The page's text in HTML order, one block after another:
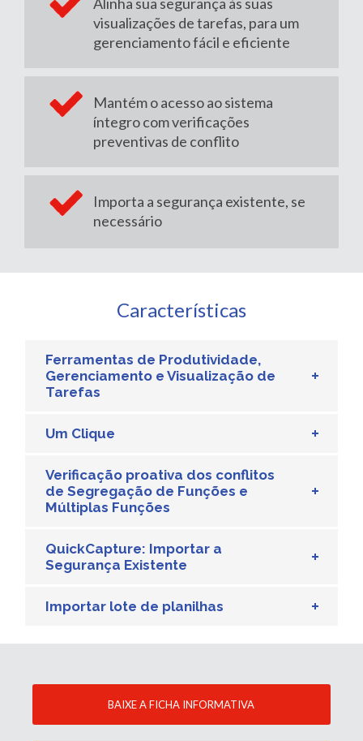
visualizações de tarefas, para um
gerenciamento fácil e eficiente
Mantém o acesso ao sistema
íntegro com verificações
preventivas de conflito
Importa a segurança existente, se
necessário
Características
Ferramentas de Produtividade,
Gerenciamento e Visualização de
Tarefas
Um Clique
Verificação proativa dos conflitos
de Segregação de Funções e
Múltiplas Funções
QuickCapture: Importar a
Segurança Existente
Importar lote de planilhas
BAIXE A FICHA INFORMATIVA